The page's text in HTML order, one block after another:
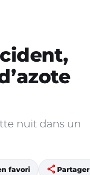
nuit dans un
favori share Partager